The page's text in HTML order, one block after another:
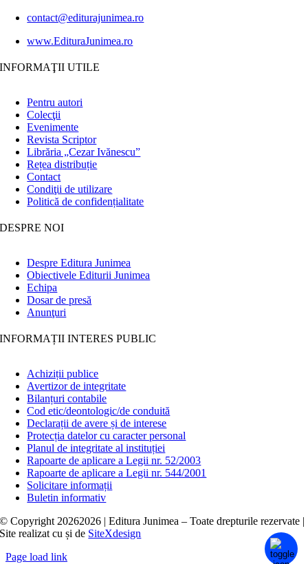
contact@editurajunimea.ro
www.EdituraJunimea.ro
INFORMAŢII UTILE
Pentru autori
Colecţii
Evenimente
Revista Scriptor
Librăria „Cezar Ivănescu”
Rețea distribuție
Contact
Condiţii de utilizare
Politică de confidențialitate
DESPRE NOI
Despre Editura Junimea
Obiectivele Editurii Junimea
Echipa
Dosar de presă
Anunţuri
INFORMAȚII INTERES PUBLIC
Achiziții publice
Avertizor de integritate
Bilanțuri contabile
Cod etic/deontologic/de conduită
Declarații de avere și de interese
Protecția datelor cu caracter personal
Planul de integritate al instituției
Rapoarte de aplicare a Legii nr. 52/2003
Rapoarte de aplicare a Legii nr. 544/2001
Solicitare informații
Buletin informativ
© Copyright 20262026 | Editura Junimea – Toate drepturile rezervate |
Site realizat cușide SiteXdesign
Page load link